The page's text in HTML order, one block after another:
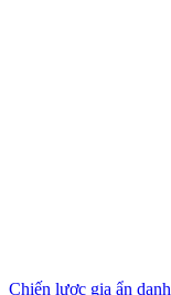
Chiến lược gia ẩn danh